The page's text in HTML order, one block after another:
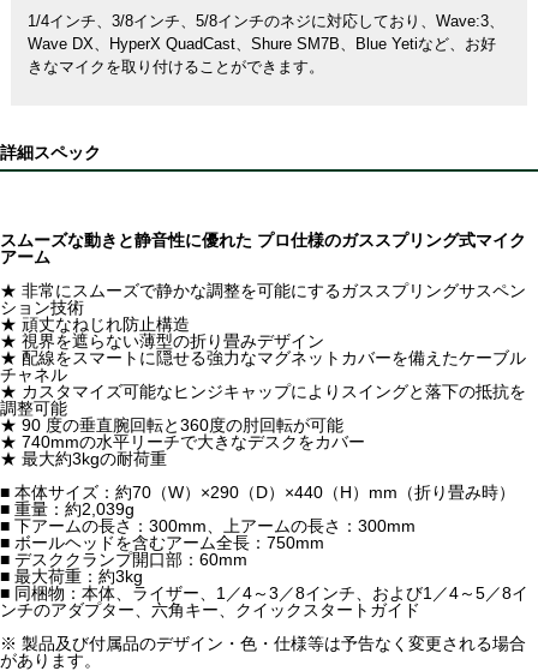
1/4インチ、3/8インチ、5/8インチのネジに対応しており、Wave:3、
Wave DX、HyperX QuadCast、Shure SM7B、Blue Yetiなど、お好
きなマイクを取り付けることができます。
詳細スペック
スムーズな動きと静音性に優れた プロ仕様のガススプリング式マイク
アーム
★ 非常にスムーズで静かな調整を可能にするガススプリングサスペン
ション技術
★ 頑丈なねじれ防止構造
★ 視界を遮らない薄型の折り畳みデザイン
★ 配線をスマートに隠せる強力なマグネットカバーを備えたケーブル
チャネル
★ カスタマイズ可能なヒンジキャップによりスイングと落下の抵抗を
調整可能
★ 90 度の垂直腕回転と360度の肘回転が可能
★ 740mmの水平リーチで大きなデスクをカバー
★ 最大約3kgの耐荷重
■ 本体サイズ：約70（W）×290（D）×440（H）mm（折り畳み時）
■ 重量：約2,039g
■ 下アームの長さ：300mm、上アームの長さ：300mm
■ ボールヘッドを含むアーム全長：750mm
■ デスククランプ開口部：60mm
■ 最大荷重：約3kg
■ 同梱物：本体、ライザー、1／4～3／8インチ、および1／4～5／8イ
ンチのアダプター、六角キー、クイックスタートガイド
※ 製品及び付属品のデザイン・色・仕様等は予告なく変更される場合
があります。